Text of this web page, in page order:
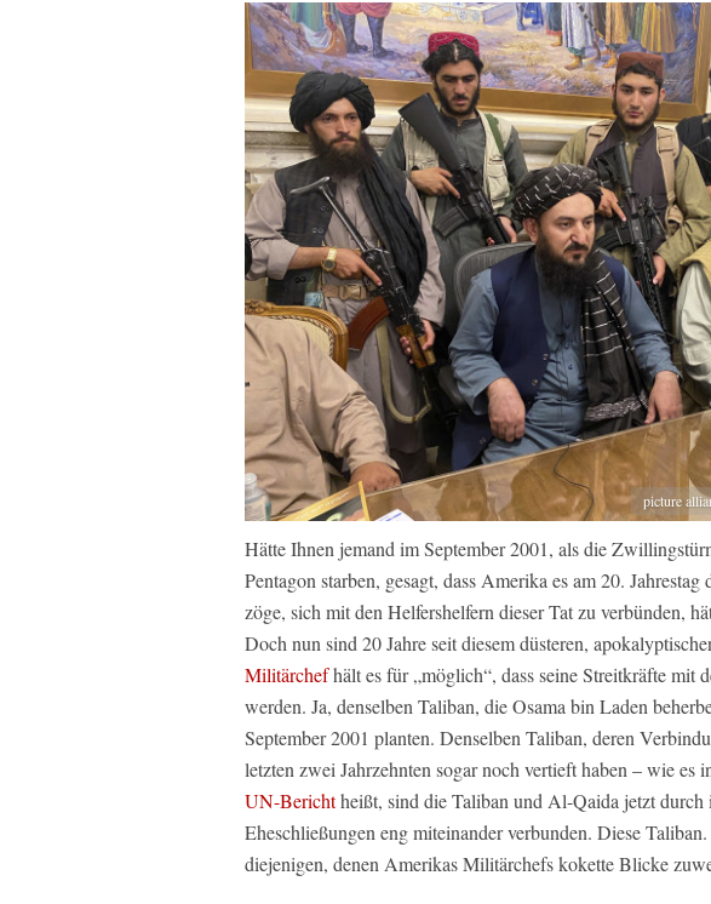
picture
Hätte Ihnen jemand im September 2001, als die
Pentagon starben, gesagt, dass Amerika es am 20.
zöge, sich mit den Helfershelfern dieser Tat zu verbünden,
Doch nun sind 20 Jahre seit diesem düsteren,
Militärchefhält es für „möglich“, dass seine Streitkräfte mit
werden. Ja, denselben Taliban, die Osama bin Laden
September 2001 planten. Denselben Taliban, deren
letzten zwei Jahrzehnten sogar noch vertieft haben – wie es
UN-Berichtheißt, sind die Taliban und Al-Qaida jetzt durch
Eheschließungen eng miteinander verbunden. Diese
diejenigen, denen Amerikas Militärchefs kokette Blicke